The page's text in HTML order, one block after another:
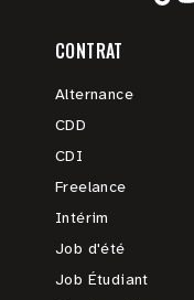
CONTRAT
Alternance
CDD
CDI
Freelance
Intérim
Job d'été
Job Étudiant